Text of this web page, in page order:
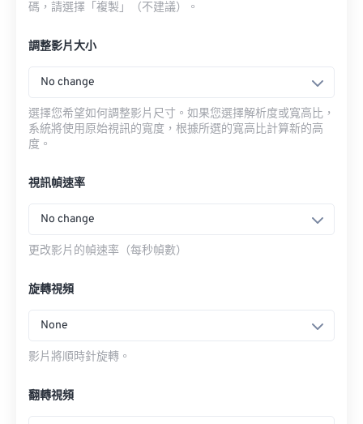
碼，請選擇「複製」（不建議）。
調整影片大小
No change
選擇您希望如何調整影片尺寸。如果您選擇解析度或寬高比，
系統將使用原始視訊的寬度，根據所選的寬高比計算新的高
度。
視訊幀速率
No change
更改影片的幀速率（每秒幀數）
旋轉視頻
None
影片將順時針旋轉。
翻轉視頻